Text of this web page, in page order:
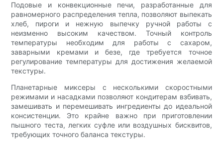
Подовые и конвекционные печи, разработанные для
равномерного распределения тепла, позволяют выпекать
хлеб, пироги и нежную выпечку ручной работы с
неизменно высоким качеством. Точный контроль
температуры необходим для работы с сахаром,
заварными кремами и безе, где требуется точное
регулирование температуры для достижения желаемой
текстуры.
Планетарные миксеры с несколькими скоростными
режимами и насадками позволяют кондитерам взбивать,
замешивать и перемешивать ингредиенты до идеальной
консистенции. Это крайне важно при приготовлении
пышного теста, легких суфле или воздушных бисквитов,
требующих точного баланса текстуры.